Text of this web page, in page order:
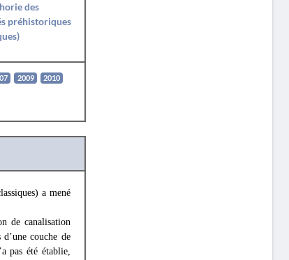
des
préhistoriques
2009
2010
a mené
de canalisation
couche de
pas été établie,